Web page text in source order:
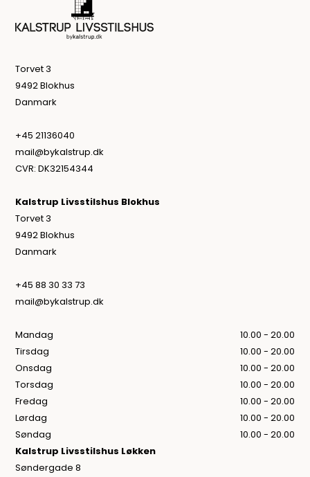
Torvet 3
9492 Blokhus
Danmark
+45 21136040
mail@bykalstrup.dk
CVR: DK32154344
Kalstrup Livsstilshus Blokhus
Torvet 3
9492 Blokhus
Danmark
+45 88 30 33 73
mail@bykalstrup.dk
Mandag
10.00 - 20.00
Tirsdag
10.00 - 20.00
Onsdag
10.00 - 20.00
Torsdag
10.00 - 20.00
Fredag
10.00 - 20.00
Lørdag
10.00 - 20.00
Søndag
10.00 - 20.00
Kalstrup Livsstilshus Løkken
Søndergade 8